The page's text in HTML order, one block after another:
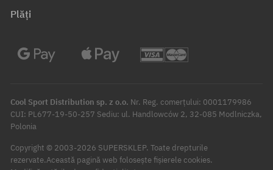
Plăți
Cool Sport Distribution sp. z o.o. Nr. Reg. comerțului: 0001179986
CUI: PL677-19-50-257 Sediu: ul. Handlowców 2, 32-085 Modlniczka,
Polonia
Copyright © 2003-2026 SUPERSKLEP. Toate drepturile
rezervate.Această pagină web folosește fișierele cookies.